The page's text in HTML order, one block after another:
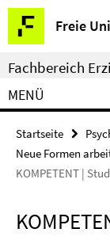
Springe
direkt
zu
Inhalt
Freie
Service-
Navigation
Fachbereich
MENÜ
Startseite
Neue Formen
KOMPETENT |